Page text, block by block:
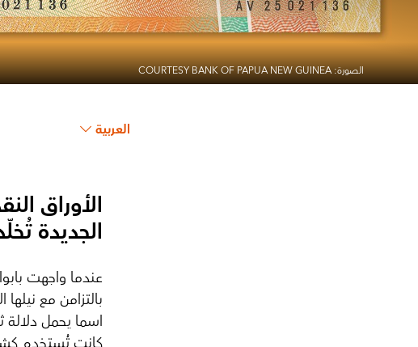
الصورة: COURTESY BANK OF PAPUA NEW GUINEA
العربية
الأوراق
الجديدة تُخلّد ذكرى 50
عندما واجهت
اسما يحمل